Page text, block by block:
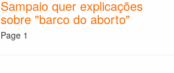
Sampaio quer explicações
sobre "barco do aborto"
Page 1